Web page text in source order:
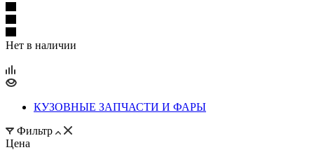
Нет в наличии
КУЗОВНЫЕ ЗАПЧАСТИ И ФАРЫ
Фильтр
Цена